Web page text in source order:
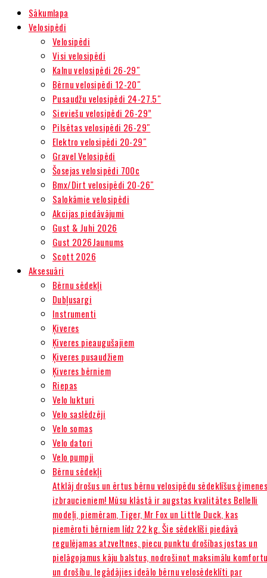
Sākumlapa
Velosipēdi
Velosipēdi
Visi velosipēdi
Kalnu velosipēdi 26-29″
Bērnu velosipēdi 12-20″
Pusaudžu velosipēdi 24-27.5″
Sieviešu velosipēdi 26-29”
Pilsētas velosipēdi 26-29″
Elektro velosipēdi 20-29″
Gravel Velosipēdi
Šosejas velosipēdi 700c
Bmx/Dirt velosipēdi 20-26″
Salokāmie velosipēdi
Akcijas piedāvājumi
Gust & Juhi 2026
Gust 2026Jaunums
Scott 2026
Aksesuāri
Bērnu sēdekļi
Dubļusargi
Instrumenti
Ķiveres
Ķiveres pieaugušajiem
Ķiveres pusaudžiem
Ķiveres bērniem
Riepas
Velo lukturi
Velo saslēdzēji
Velo somas
Velo datori
Velo pumpji
Bērnu sēdekļi
Atklāj drošus un ērtus bērnu velosipēdu sēdeklīšus
izbraucieniem! Mūsu klāstā ir augstas kvalitātes Bellelli
modeļi, piemēram, Tiger, Mr Fox un Little Duck, kas
piemēroti bērniem līdz 22 kg. Šie sēdeklīši piedāvā
regulējamas atzveltnes, piecu punktu drošības jostas un
pielāgojamus kāju balstus, nodrošinot maksimālu
un drošību. Iegādājies ideālo bērnu velosēdeklīti par